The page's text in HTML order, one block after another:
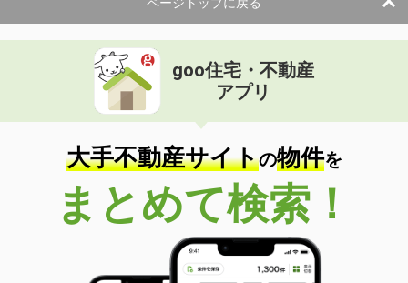
goo住宅・不動産
アプリ
大手不動産サイトの物件を
まとめて検索！